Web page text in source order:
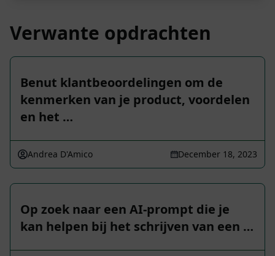
Verwante opdrachten
Benut klantbeoordelingen om de
kenmerken van je product, voordelen
en het …
Andrea D'Amico December 18, 2023
Op zoek naar een AI-prompt die je
kan helpen bij het schrijven van een …